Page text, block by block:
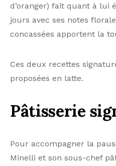
d’oranger) fait quant à lui
jours avec ses notes
concassées apportent la
Ces deux recettes
proposées en latte.
Pâtisserie
Pour accompagner la
Minelli et son sous-chef